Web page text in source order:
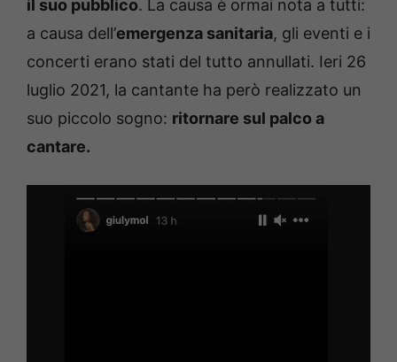
il suo pubblico. La causa è ormai nota a tutti:
a causa dell’emergenza sanitaria, gli eventi e i
concerti erano stati del tutto annullati. Ieri 26
luglio 2021, la cantante ha però realizzato un
suo piccolo sogno: ritornare sul palco a
cantare.